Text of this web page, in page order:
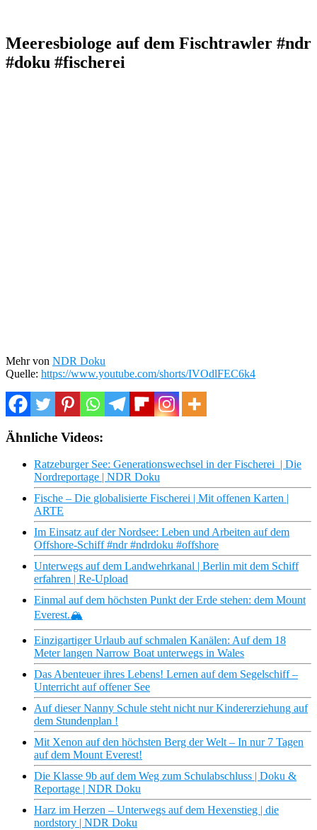
Meeresbiologe auf dem Fischtrawler #ndr
#doku #fischerei
Mehr von NDR Doku
Quelle: https://www.youtube.com/shorts/IVOdlFEC6k4
Ähnliche Videos:
Ratzeburger See: Generationswechsel in der Fischerei | Die
Nordreportage | NDR Doku
Fische – Die globalisierte Fischerei | Mit offenen Karten |
ARTE
Im Einsatz auf der Nordsee: Leben und Arbeiten auf dem
Offshore-Schiff #ndr #ndrdoku #offshore
Unterwegs auf dem Landwehrkanal | Berlin mit dem Schiff
erfahren | Re-Upload
Einmal auf dem höchsten Punkt der Erde stehen: dem Mount
Everest.🏔️
Einzigartiger Urlaub auf schmalen Kanälen: Auf dem 18
Meter langen Narrow Boat unterwegs in Wales
Das Abenteuer ihres Lebens! Lernen auf dem Segelschiff –
Unterricht auf offener See
Auf dieser Nanny Schule steht nicht nur Kindererziehung auf
dem Stundenplan !
Mit Xenon auf den höchsten Berg der Welt – In nur 7 Tagen
auf dem Mount Everest!
Die Klasse 9b auf dem Weg zum Schulabschluss | Doku &
Reportage | NDR Doku
Harz im Herzen – Unterwegs auf dem Hexenstieg | die
nordstory | NDR Doku